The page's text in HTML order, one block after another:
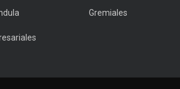
Gremiales